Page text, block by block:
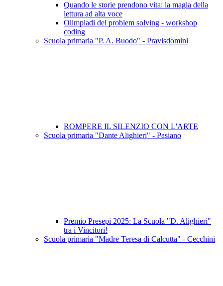
Quando le storie prendono vita: la magia della
lettura ad alta voce
Olimpiadi del problem solving - workshop
coding
Scuola primaria "P. A. Buodo" - Pravisdomini
ROMPERE IL SILENZIO CON L'ARTE
Scuola primaria "Dante Alighieri" - Pasiano
Premio Presepi 2025: La Scuola "D. Alighieri"
tra i Vincitori!
Scuola primaria "Madre Teresa di Calcutta" - Cecchini